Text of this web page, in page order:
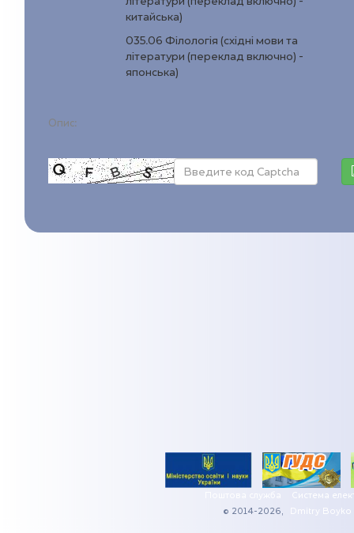
китайська)
035.06 Філологія (східні мови та
літератури (переклад включно) -
японська)
Опис:
Поштова служба
Система
© 2014-2026,
Dmitry Boyko